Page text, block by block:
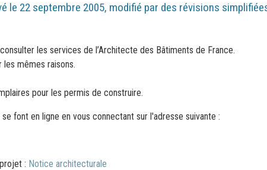
le 22 septembre 2005, modifié par des révisions
les services de l’Architecte des Bâtiments de France.
mêmes raisons.
pour les permis de construire.
font en ligne en vous connectant sur l'adresse suivante :
: Notice architecturale